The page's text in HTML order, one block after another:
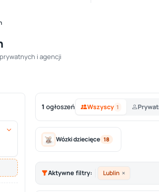
i agencji
1 ogłoszeń Wszyscy 1
Wózki dziecięce 18
Aktywne filtry: Lublin ×